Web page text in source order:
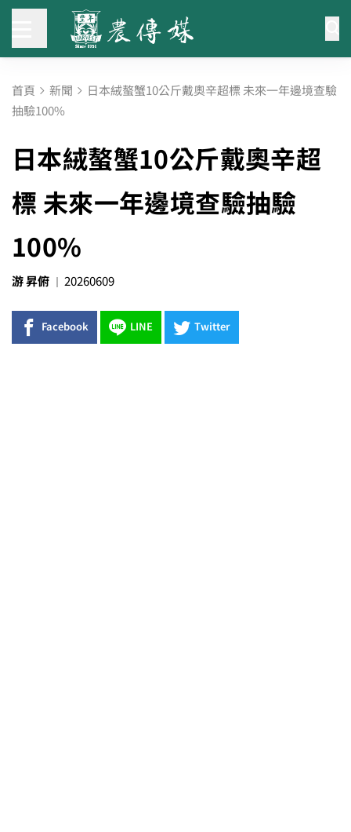
首頁 新聞 日本絨螯蟹10公斤戴奧辛超標 未來一年邊境查驗
抽驗100%
日本絨螯蟹10公斤戴奧辛超
標 未來一年邊境查驗抽驗
100%
游 昇俯 20260609
Facebook LINE Twitter